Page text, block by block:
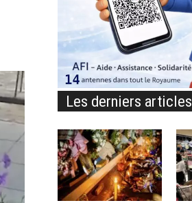
Les derniers articles